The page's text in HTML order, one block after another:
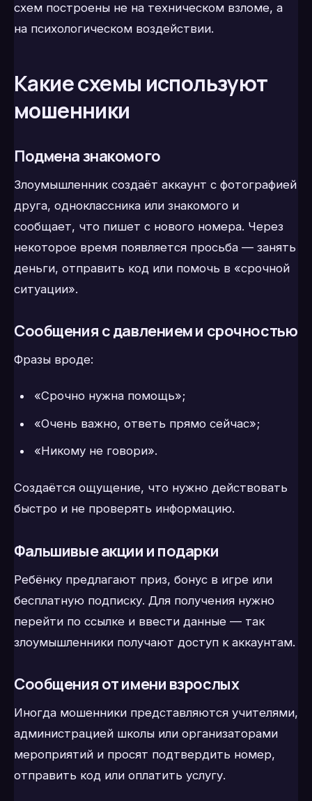
схем построены не на техническом взломе, а
на психологическом воздействии.
Какие схемы используют
мошенники
Подмена знакомого
Злоумышленник создаёт аккаунт с фотографией
друга, одноклассника или знакомого и
сообщает, что пишет с нового номера. Через
некоторое время появляется просьба — занять
деньги, отправить код или помочь в «срочной
ситуации».
Сообщения с давлением и срочностью
Фразы вроде:
«Срочно нужна помощь»;
«Очень важно, ответь прямо сейчас»;
«Никому не говори».
Создаётся ощущение, что нужно действовать
быстро и не проверять информацию.
Фальшивые акции и подарки
Ребёнку предлагают приз, бонус в игре или
бесплатную подписку. Для получения нужно
перейти по ссылке и ввести данные — так
злоумышленники получают доступ к аккаунтам.
Сообщения от имени взрослых
Иногда мошенники представляются учителями,
администрацией школы или организаторами
мероприятий и просят подтвердить номер,
отправить код или оплатить услугу.